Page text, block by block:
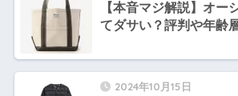
【本音マジ解説】オー
てダサい？評判や年齢
2024年10月15日